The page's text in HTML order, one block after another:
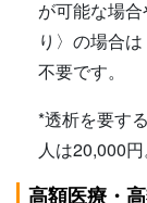
が可能な場
り〉の場合
不要です。
*透析を要す
人は20,000円
高額医療・